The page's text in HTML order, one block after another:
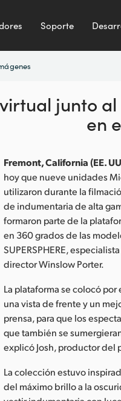
Soporte
junto
en
Fremont, California (EE.
hoy que nueve unidades
utilizaron durante la
de indumentaria de alta
formaron parte de la
en 360 grados de las
SUPERSPHERE,
director Winslow Porter.
La plataforma se colocó
una vista de frente y un
prensa, para que los
que también se
explicó Josh, productor del
La colección estuvo
del máximo brillo a la